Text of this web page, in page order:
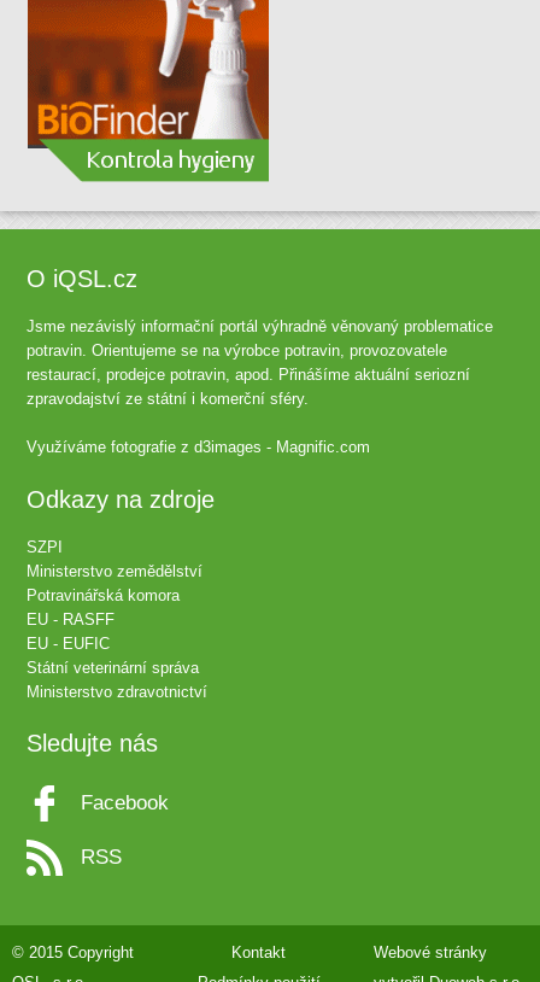
O iQSL.cz
Jsme nezávislý informační portál výhradně věnovaný problematice
potravin. Orientujeme se na výrobce potravin, provozovatele
restaurací, prodejce potravin, apod. Přinášíme aktuální seriozní
zpravodajství ze státní i komerční sféry.
Využíváme fotografie zd3images - Magnific.com
Odkazy na zdroje
SZPI
Ministerstvo zemědělství
Potravinářská komora
EU - RASFF
EU - EUFIC
Státní veterinární správa
Ministerstvo zdravotnictví
Sledujte nás
Facebook
RSS
© 2015 Copyright
Kontakt
Webové stránky